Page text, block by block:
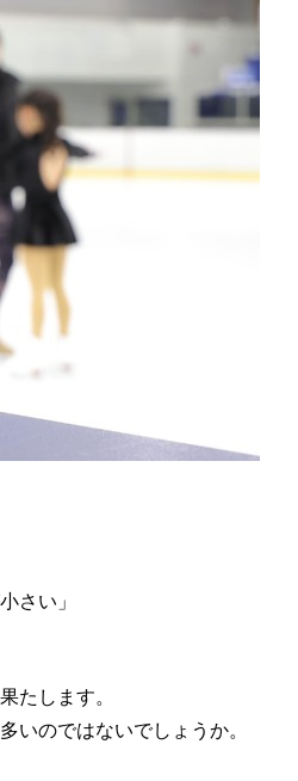
さい」
たします。
いのではないでしょうか。